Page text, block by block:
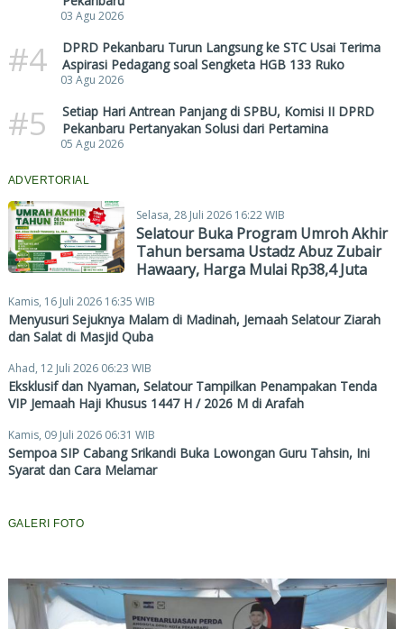
03 Agu 2026
#4
DPRD Pekanbaru Turun Langsung ke STC Usai Terima
Aspirasi Pedagang soal Sengketa HGB 133 Ruko
03 Agu 2026
#5
Setiap Hari Antrean Panjang di SPBU, Komisi II DPRD
Pekanbaru Pertanyakan Solusi dari Pertamina
05 Agu 2026
ADVERTORIAL
Selasa, 28 Juli 2026 16:22 WIB
Selatour Buka Program Umroh Akhir
Tahun bersama Ustadz Abuz Zubair
Hawaary, Harga Mulai Rp38,4 Juta
Kamis, 16 Juli 2026 16:35 WIB
Menyusuri Sejuknya Malam di Madinah, Jemaah Selatour Ziarah
dan Salat di Masjid Quba
Ahad, 12 Juli 2026 06:23 WIB
Eksklusif dan Nyaman, Selatour Tampilkan Penampakan Tenda
VIP Jemaah Haji Khusus 1447 H / 2026 M di Arafah
Kamis, 09 Juli 2026 06:31 WIB
Sempoa SIP Cabang Srikandi Buka Lowongan Guru Tahsin, Ini
Syarat dan Cara Melamar
GALERI FOTO